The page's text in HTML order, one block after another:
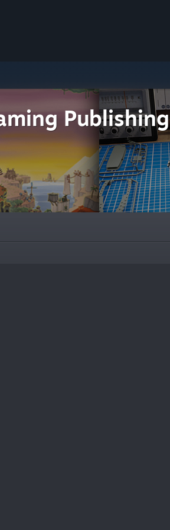
Publishing